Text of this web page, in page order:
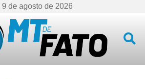
9 de agosto de 2026